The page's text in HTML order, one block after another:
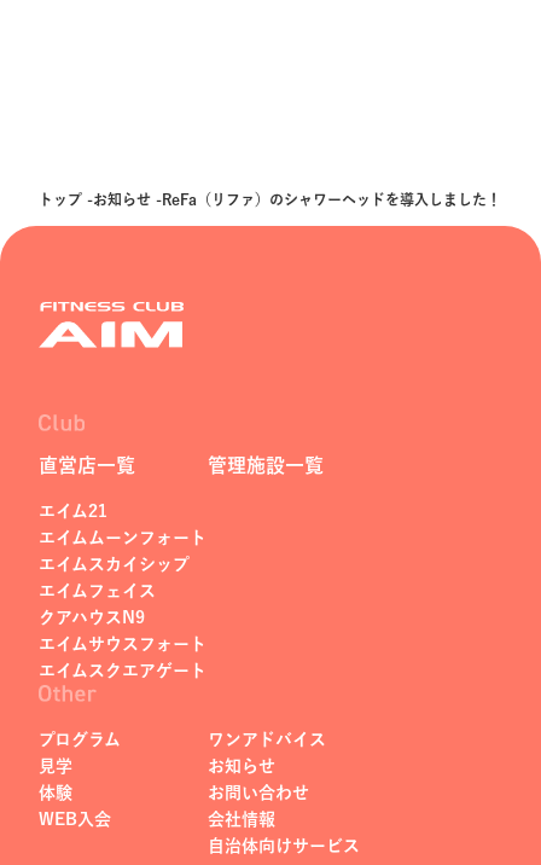
トップ お知らせ ReFa（リファ）のシャワーヘッドを導入しました！
直営店一覧
エイム21
エイムムーンフォート
エイムスカイシップ
エイムフェイス
クアハウスN9
エイムサウスフォート
エイムスクエアゲート
管理施設一覧
プログラム
見学
体験
WEB入会
ワンアドバイス
お知らせ
お問い合わせ
会社情報
自治体向けサービス